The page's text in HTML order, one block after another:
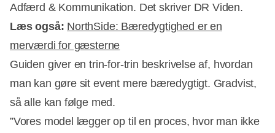
Adfærd & Kommunikation. Det skriver DR Viden.
Læs også: NorthSide: Bæredygtighed er en
merværdi for gæsterne
Guiden giver en trin-for-trin beskrivelse af, hvordan
man kan gøre sit event mere bæredygtigt. Gradvist,
så alle kan følge med.
”Vores model lægger op til en proces, hvor man ikke